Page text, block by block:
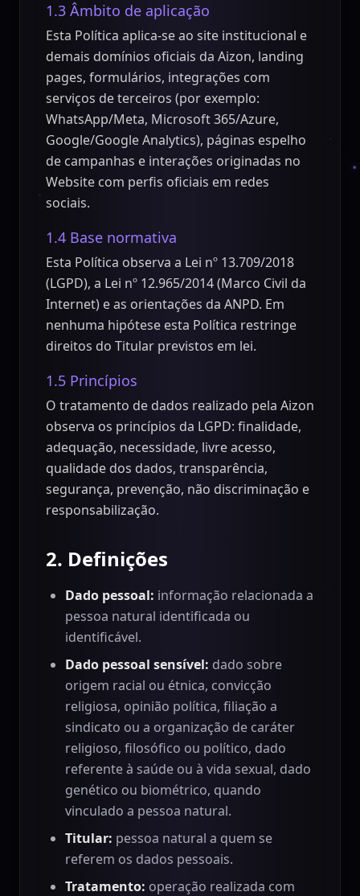
1.3 Âmbito de aplicação
Esta Política aplica-se ao site institucional e
demais domínios oficiais da Aizon, landing
pages, formulários, integrações com
serviços de terceiros (por exemplo:
WhatsApp/Meta, Microsoft 365/Azure,
Google/Google Analytics), páginas espelho
de campanhas e interações originadas no
Website com perfis oficiais em redes
sociais.
1.4 Base normativa
Esta Política observa a Lei nº 13.709/2018
(LGPD), a Lei nº 12.965/2014 (Marco Civil da
Internet) e as orientações da ANPD. Em
nenhuma hipótese esta Política restringe
direitos do Titular previstos em lei.
1.5 Princípios
O tratamento de dados realizado pela Aizon
observa os princípios da LGPD: finalidade,
adequação, necessidade, livre acesso,
qualidade dos dados, transparência,
segurança, prevenção, não discriminação e
responsabilização.
2. Definições
Dado pessoal: informação relacionada a
pessoa natural identificada ou
identificável.
Dado pessoal sensível: dado sobre
origem racial ou étnica, convicção
religiosa, opinião política, filiação a
sindicato ou a organização de caráter
religioso, filosófico ou político, dado
referente à saúde ou à vida sexual, dado
genético ou biométrico, quando
vinculado a pessoa natural.
Titular: pessoa natural a quem se
referem os dados pessoais.
Tratamento: operação realizada com